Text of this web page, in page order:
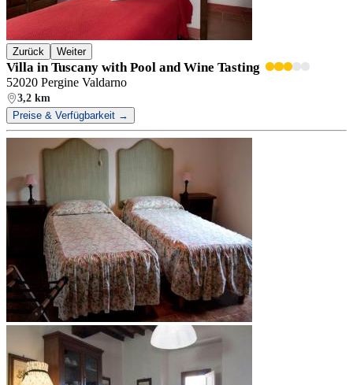
Zurück Weiter
Villa in Tuscany with Pool and Wine Tasting
52020 Pergine Valdarno
3,2 km
Preise & Verfügbarkeit →